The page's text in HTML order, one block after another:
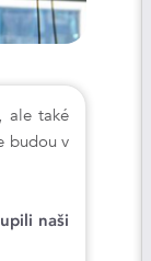
ale také
budou v
naši